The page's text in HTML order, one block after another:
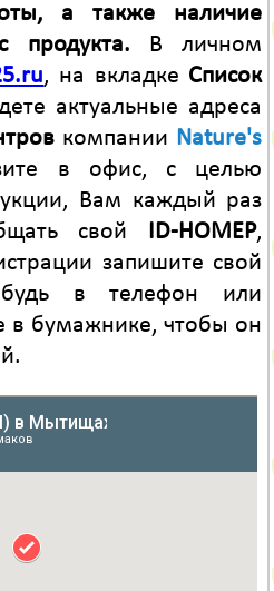
а также наличие
продукта. В личном
, на вкладке Список
актуальные адреса
компании Nature's
в офис, с целью
Вам каждый раз
свой ID-НОМЕР,
запишите свой
в телефон или
в бумажнике, чтобы он